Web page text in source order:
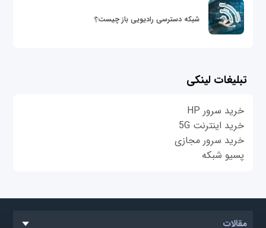
شبکه دسترسی رادیویی باز چیست؟
تبلیغات لینکی
خرید سرور HP
خرید اینترنت 5G
خرید سرور مجازی
پسیو شبکه
مقالات